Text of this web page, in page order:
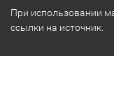
При использовании
ссылки на источник.